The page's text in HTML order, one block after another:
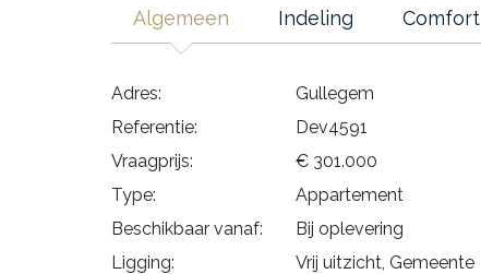
Algemeen Indeling Comfort
Adres:
Gullegem
Referentie:
Dev4591
Vraagprijs:
€ 301.000
Type:
Appartement
Beschikbaar vanaf:
Bij oplevering
Ligging:
Vrij uitzicht, Gemeente